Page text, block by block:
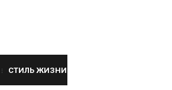
СТИЛЬ ЖИЗНИ